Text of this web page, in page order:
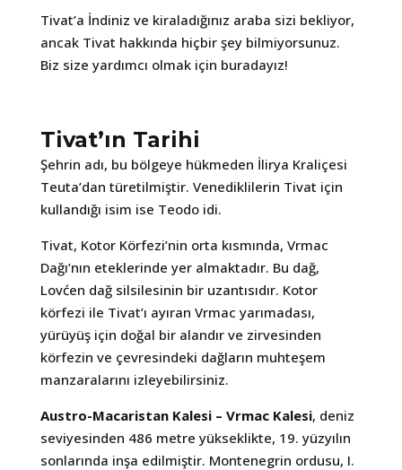
Tivat’a İndiniz ve kiraladığınız araba sizi bekliyor,
ancak Tivat hakkında hiçbir şey bilmiyorsunuz.
Biz size yardımcı olmak için buradayız!
Tivat’ın Tarihi
Şehrin adı, bu bölgeye hükmeden İlirya Kraliçesi
Teuta’dan türetilmiştir. Venediklilerin Tivat için
kullandığı isim ise Teodo idi.
Tivat, Kotor Körfezi’nin orta kısmında, Vrmac
Dağı’nın eteklerinde yer almaktadır. Bu dağ,
Lovćen dağ silsilesinin bir uzantısıdır. Kotor
körfezi ile Tivat’ı ayıran Vrmac yarımadası,
yürüyüş için doğal bir alandır ve zirvesinden
körfezin ve çevresindeki dağların muhteşem
manzaralarını izleyebilirsiniz.
Austro-Macaristan Kalesi – Vrmac Kalesi, deniz
seviyesinden 486 metre yükseklikte, 19. yüzyılın
sonlarında inşa edilmiştir. Montenegrin ordusu, I.